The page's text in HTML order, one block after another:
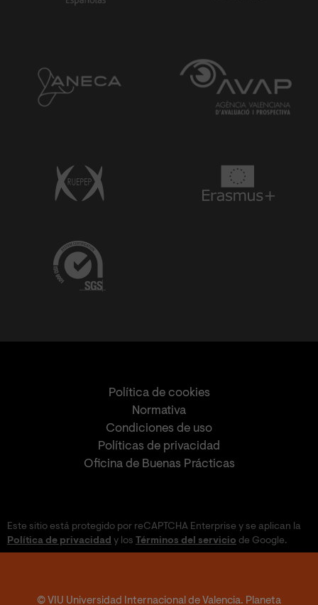
Política de cookies
Normativa
Condiciones de uso
Políticas de privacidad
Oficina de Buenas Prácticas
Este sitio está protegido por reCAPTCHA Enterprise y se aplican la
Política de privacidad y los Términos del servicio de Google.
© VIU Universidad Internacional de Valencia. Planeta